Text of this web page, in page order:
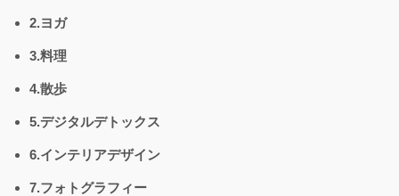
2.ヨガ
3.料理
4.散歩
5.デジタルデトックス
6.インテリアデザイン
7.フォトグラフィー